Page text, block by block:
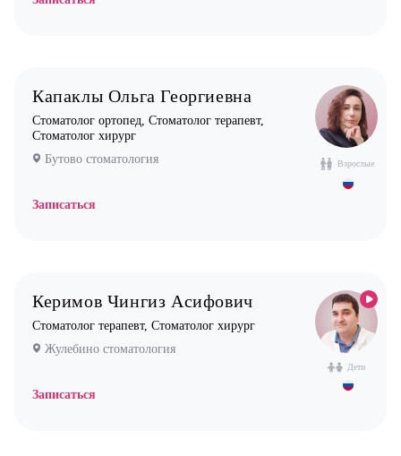
Взрослые
Капаклы Ольга Георгиевна
Стоматолог ортопед, Стоматолог терапевт,
Стоматолог хирург
Бутово стоматология
Записаться
Дети
Керимов Чингиз Асифович
Стоматолог терапевт, Стоматолог хирург
Жулебино стоматология
Записаться